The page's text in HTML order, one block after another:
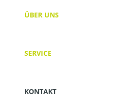
ÜBER UNS
SERVICE
KONTAKT